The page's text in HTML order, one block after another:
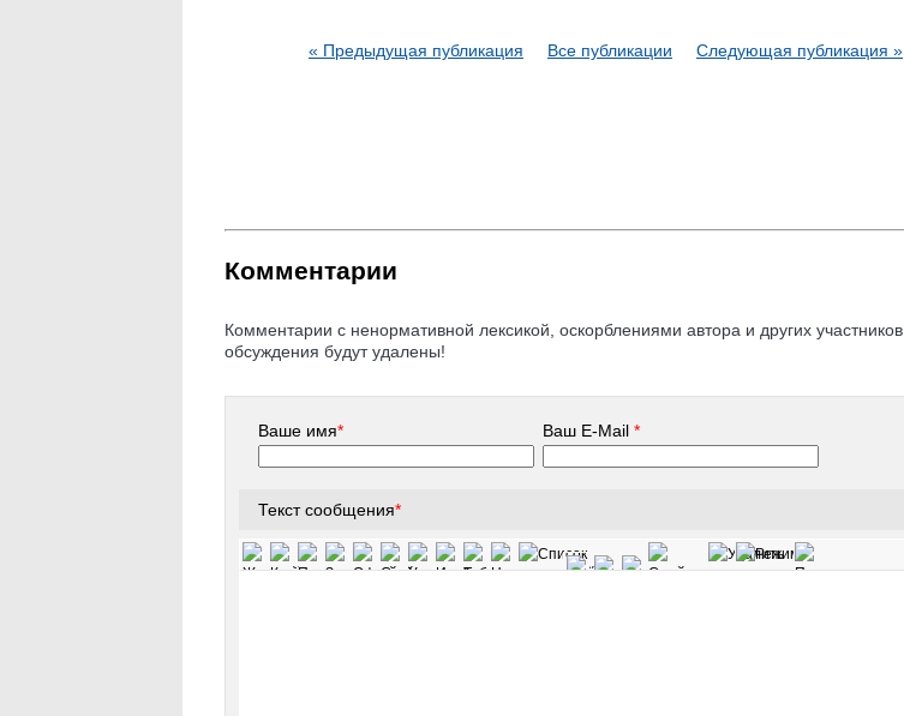
« Предыдущая публикация Все публикации Следующая публикация »
Комментарии
Комментарии с ненормативной лексикой, оскорблениями автора и других участников
обсуждения будут удалены!
Ваше имя* Ваш E-Mail*
Текст сообщения*